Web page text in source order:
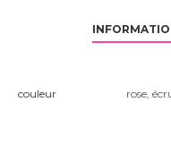
couleur rose,